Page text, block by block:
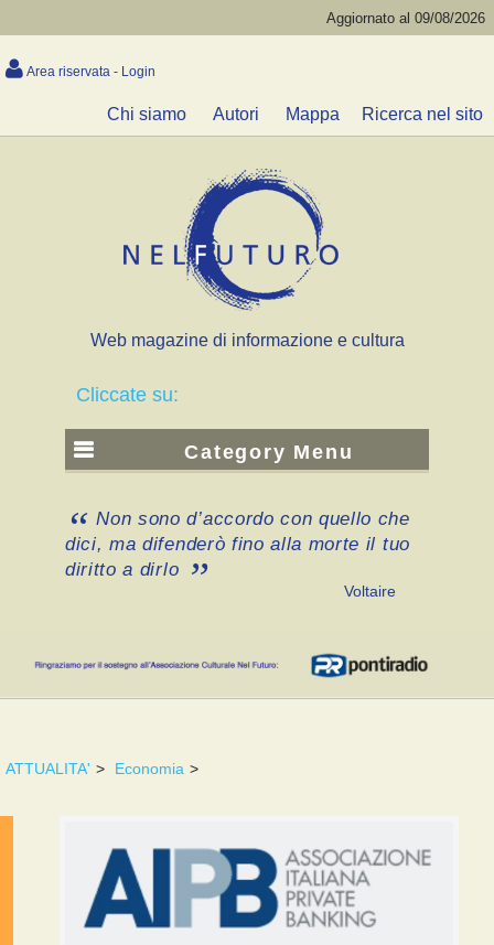
Aggiornato al 09/08/2026
Area riservata - Login
Chi siamo Autori Mappa Ricerca nel sito
Web magazine di informazione e cultura
Cliccate su:
Category Menu
Non sono d’accordo con quello che
dici, ma difenderò fino alla morte il tuo
diritto a dirlo
Voltaire
ATTUALITA' > Economia >